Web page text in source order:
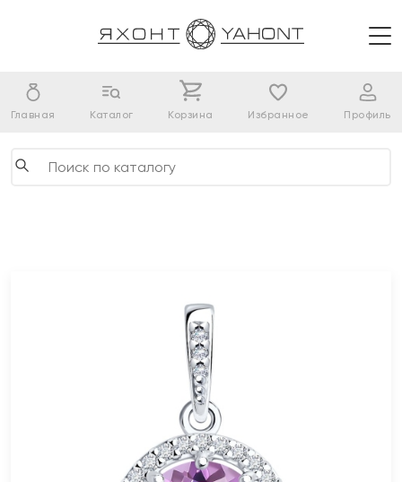
Главная Каталог Корзина Избранное Профиль